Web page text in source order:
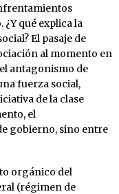
¿Y qué explica la
El pasaje de
al momento en
antagonismo de
fuerza social,
de la clase
el
gobierno, sino entre
orgánico del
(régimen de